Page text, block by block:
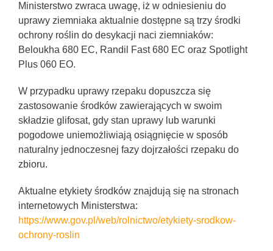
Ministerstwo zwraca uwagę, iż w odniesieniu do
uprawy ziemniaka aktualnie dostępne są trzy środki
ochrony roślin do desykacji naci ziemniaków:
Beloukha 680 EC, Randil Fast 680 EC oraz Spotlight
Plus 060 EO.
W przypadku uprawy rzepaku dopuszcza się
zastosowanie środków zawierających w swoim
składzie glifosat, gdy stan uprawy lub warunki
pogodowe uniemożliwiają osiągnięcie w sposób
naturalny jednoczesnej fazy dojrzałości rzepaku do
zbioru.
Aktualne etykiety środków znajdują się na stronach
internetowych Ministerstwa:
https://www.gov.pl/web/rolnictwo/etykiety-srodkow-
ochrony-roslin